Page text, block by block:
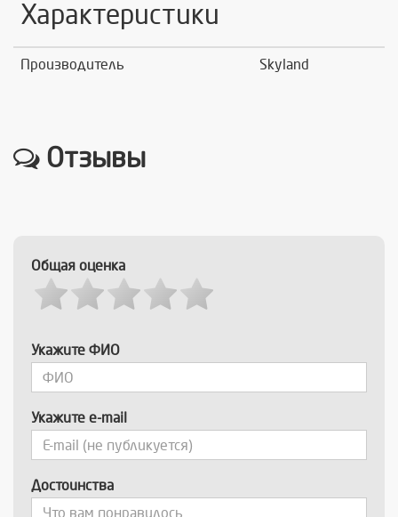
Характеристики
Производитель Skyland
Отзывы
Общая оценка
Укажите ФИО
Укажите e-mail
Достоинства